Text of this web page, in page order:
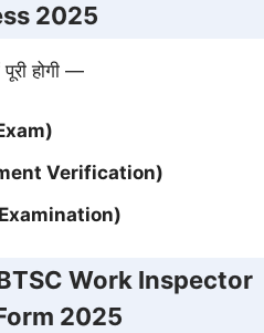
2025
होगी —
Verification)
Work Inspector
2025